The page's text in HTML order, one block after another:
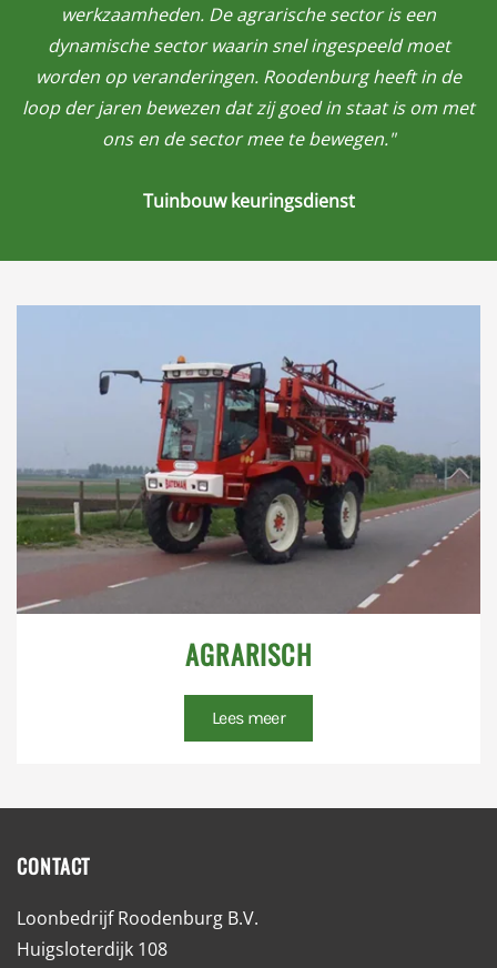
werkzaamheden. De agrarische sector is een
dynamische sector waarin snel ingespeeld moet
worden op veranderingen. Roodenburg heeft in de
loop der jaren bewezen dat zij goed in staat is om met
ons en de sector mee te bewegen."
Tuinbouw keuringsdienst
AGRARISCH
Lees meer
CONTACT
Loonbedrijf Roodenburg B.V.
Huigsloterdijk 108